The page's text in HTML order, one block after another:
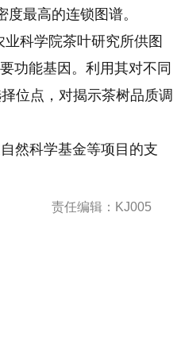
最高的连锁图谱。
科学院茶叶研究所供图
功能基因。利用其对不同
位点，对揭示茶树品质调
然科学基金等项目的支
责任编辑：KJ005